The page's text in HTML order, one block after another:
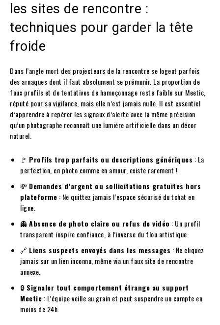
les sites de rencontre :
techniques pour garder la tête
froide
Dans l’angle mort des projecteurs de la rencontre se logent parfois
des arnaques dont il faut absolument se prémunir. La proportion de
faux profils et de tentatives de hameçonnage reste faible sur Meetic,
réputé pour sa vigilance, mais elle n’est jamais nulle. Il est essentiel
d’apprendre à repérer les signaux d’alerte avec la même précision
qu’un photographe reconnaît une lumière artificielle dans un décor
naturel.
🚩 Profils trop parfaits ou descriptions génériques : La
perfection, en photo comme en amour, existe rarement !
💸 Demandes d’argent ou sollicitations gratuites hors
plateforme : Ne quittez jamais l’espace sécurisé du tchat en
ligne.
👻Absence de photo claire ou refus de vidéo : Un profil
transparent inspire confiance, à l’inverse du flou artistique.
🔗 Liens suspects envoyés dans les messages : Ne cliquez
jamais sur un lien inconnu, même via un faux site de rencontre
annexe.
🔒 Signaler tout comportement étrange au support
Meetic : L’équipe veille au grain et peut suspendre un compte en
moins de 24h.